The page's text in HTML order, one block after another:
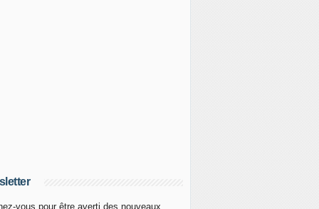
vous pour être averti des nouveaux